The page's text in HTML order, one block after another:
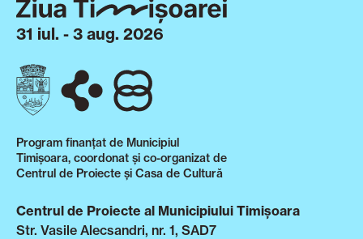
31 iul. - 3 aug. 2026
Program finanțat de Municipiul
Timișoara, coordonat și co-organizat de
Centrul de Proiecte și Casa de Cultură
Centrul de Proiecte al Municipiului Timișoara
Str. Vasile Alecsandri, nr. 1, SAD7